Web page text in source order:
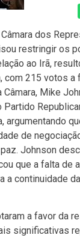
dos
restringir os
ao Irã,
com 215 votos a
Mike
argumentando
de
Johnson
que a falta de
a continuidade
a favor da
significativas